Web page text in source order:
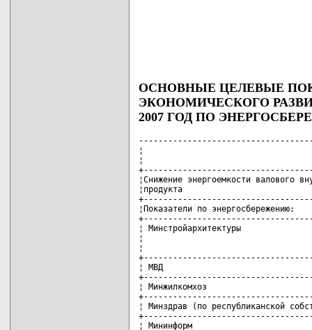
ОСНОВНЫЕ ЦЕЛЕВЫЕ
ЭКОНОМИЧЕСКОГО
2007 ГОД ПО
¦
¦
¦Снижение энергоемкости
¦продукта
¦Показатели по
¦ Минстройархитектуры
¦
¦
¦ МВД
¦ Минжилкомхоз
¦ Минздрав (по республиканской
¦ Мининформ